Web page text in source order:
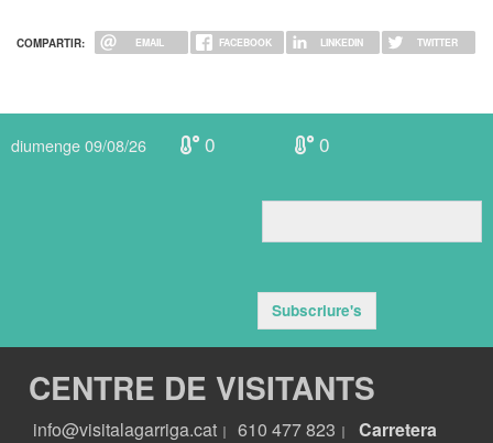
COMPARTIR: EMAIL FACEBOOK LINKEDIN TWITTER
diumenge 09/08/26 0 0
Subscriure's
CENTRE DE VISITANTS
info@visitalagarriga.cat 610 477 823
Carretera